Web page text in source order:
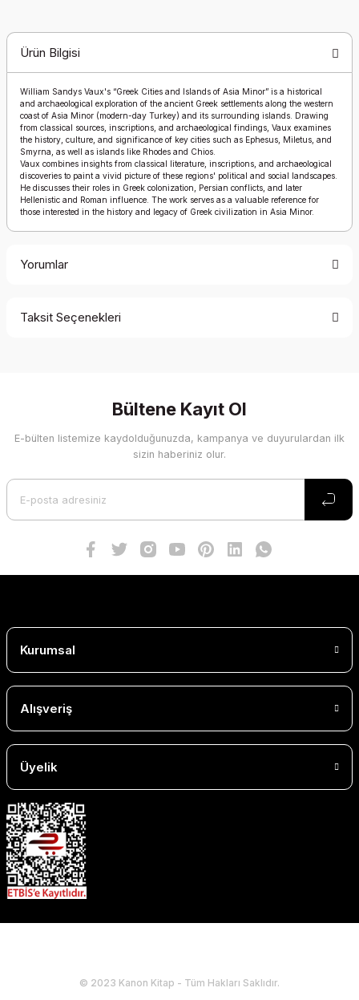
Ürün Bilgisi
William Sandys Vaux's “Greek Cities and Islands of Asia Minor” is a historical
and archaeological exploration of the ancient Greek settlements along the western
coast of Asia Minor (modern-day Turkey) and its surrounding islands. Drawing
from classical sources, inscriptions, and archaeological findings, Vaux examines
the history, culture, and significance of key cities such as Ephesus, Miletus, and
Smyrna, as well as islands like Rhodes and Chios.
Vaux combines insights from classical literature, inscriptions, and archaeological
discoveries to paint a vivid picture of these regions' political and social landscapes.
He discusses their roles in Greek colonization, Persian conflicts, and later
Hellenistic and Roman influence. The work serves as a valuable reference for
those interested in the history and legacy of Greek civilization in Asia Minor.
Yorumlar
Taksit Seçenekleri
Bültene Kayıt Ol
E-bülten listemize kaydolduğunuzda, kampanya ve duyurulardan ilk
sizin haberiniz olur.
Kurumsal
Alışveriş
Üyelik
© 2023 Kanon Kitap - Tüm Hakları Saklıdır.